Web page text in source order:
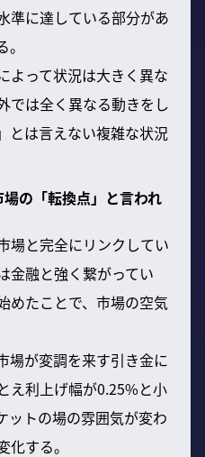
準に達している部分があ
よって状況は大きく異な
では全く異なる動きをし
とは言えない複雑な状況
の「転換点」と言われ
場と完全にリンクしてい
金融と強く繋がってい
めたことで、市場の空気
場が変調を来す引き金に
え利上げ幅が0.25%と小
ットの場の雰囲気が変わ
する。